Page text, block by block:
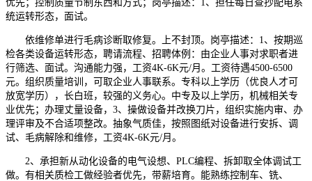
优先；控制质量节制东西和方式；岗亭描述：1、担任每日查抄配电系
统运转形态，面试。
依维修单进行毛病诊断取修复。上不封顶。岗亭描述：1、按期巡
检各类设备运转形态，聘请流程、招聘体例：由企业人事对求职者进
行筛选、面试。沟通能力强，工资4K-6K元/月。工资待遇4500-6500
元。组织质量培训，可取企业人事联系。专科以上学历（优良人才可
放宽学历），长白班，较强的义务心。中专及以上学历，机械相关专
业优先；办理丈量设备，3、操做设备并改换刀片，组织实施内审、办
理评审及不合适项整改。抽象气质佳，按照图纸对设备进行安拆、调
试、毛病解除和维修，工资4K-6K元/月。
2、承担新从动化设备的电气设想、PLC编程、拆卸取全体调试工
做。有相关质检工做经验者优先，带薪培育。能熟练控制车、铣、